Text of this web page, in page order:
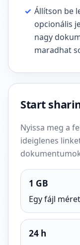
✓ Állítson be
opcionális
nagy
maradhat
Start
Nyissa meg a
ideiglenes
1 GB
Egy fájl
24 h